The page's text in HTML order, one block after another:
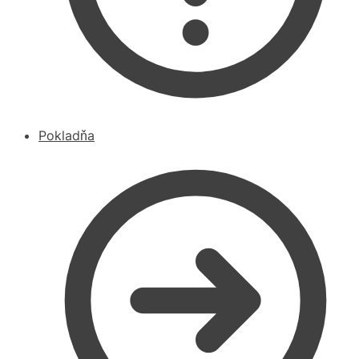
Pokladňa